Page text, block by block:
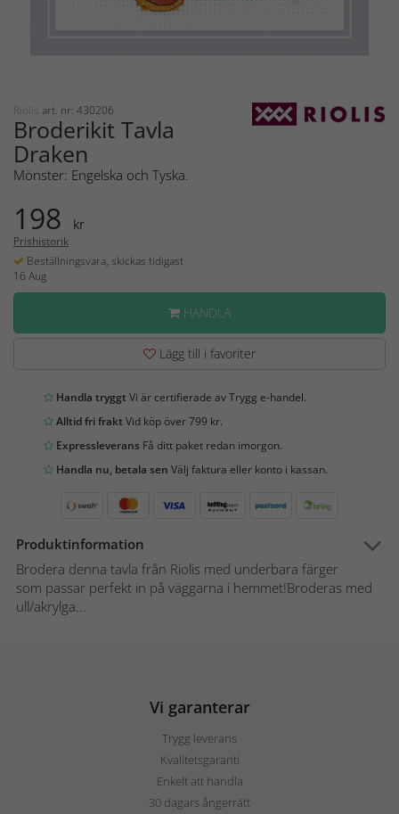
Riolis art. nr: 430206
Broderikit Tavla
Draken
Mönster: Engelska och Tyska.
198 kr
Prishistorik
Beställningsvara, skickas tidigast
16 Aug
HANDLA
Lägg till i favoriter
Handla tryggtVi är certifierade av Trygg e-handel.
Alltid fri fraktVid köp över 799 kr.
Expressleverans Få ditt paket redan imorgon.
Handla nu, betala sen Välj faktura eller konto i kassan.
Produktinformation
Brodera denna tavla från Riolis med underbara färger
som passar perfekt in på väggarna i hemmet!Broderas med
ull/akrylga...
Vi garanterar
Trygg leverans
Kvalitetsgaranti
Enkelt att handla
30 dagars ångerrätt